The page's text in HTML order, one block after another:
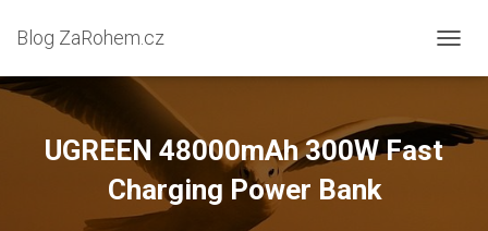
Blog ZaRohem.cz
UGREEN 48000mAh 300W Fast
Charging Power Bank